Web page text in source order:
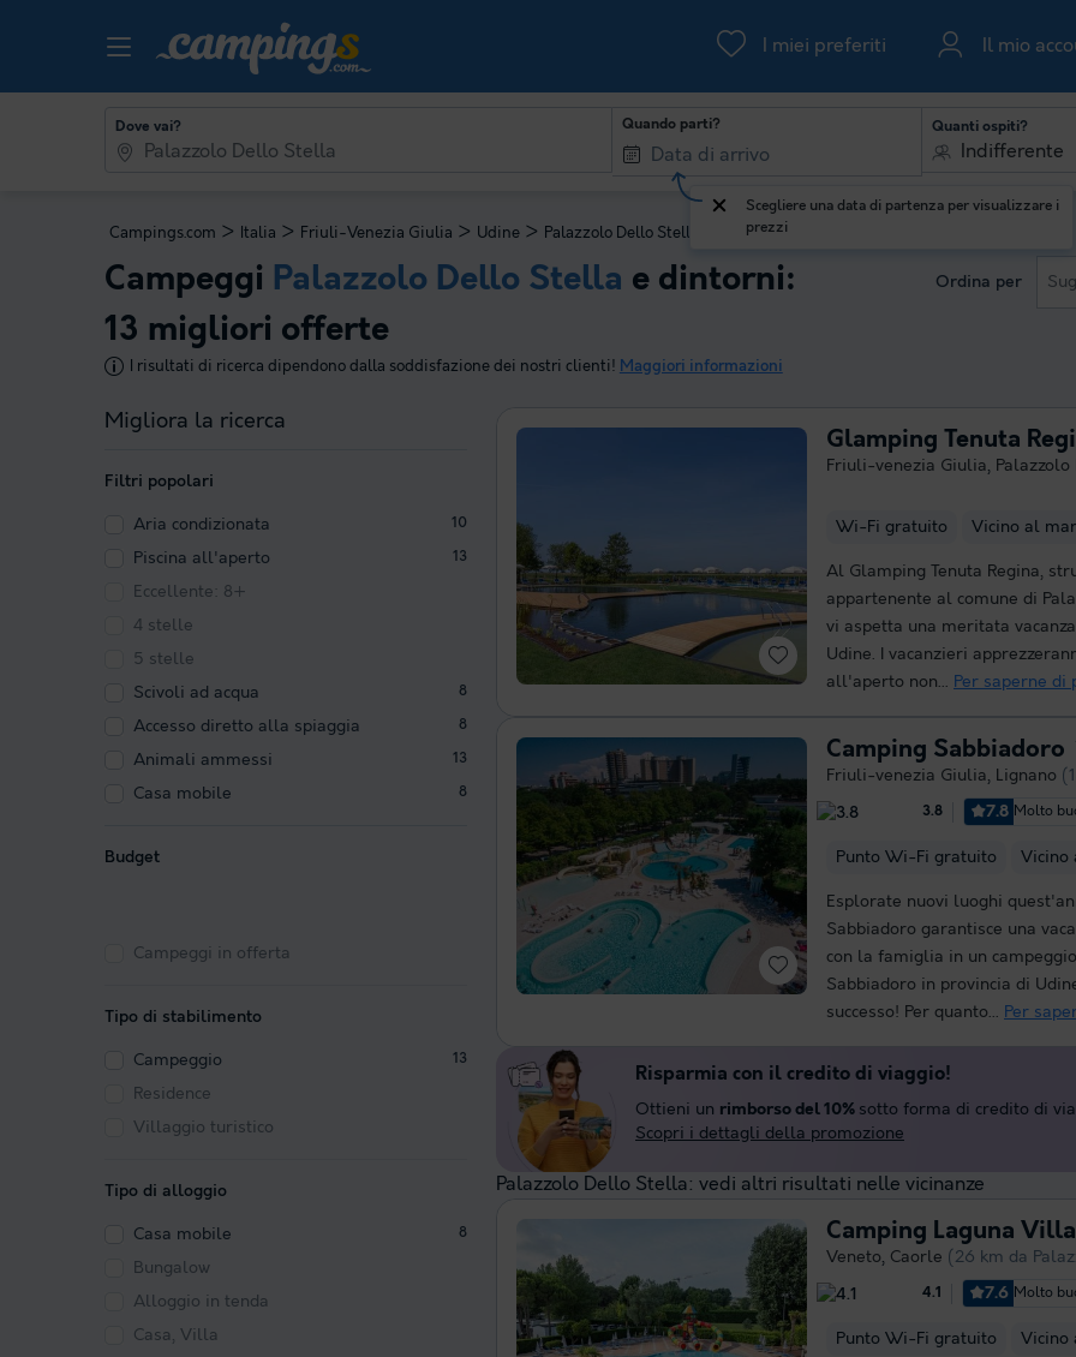
I miei preferiti Il mio
Dove vai? Quando parti?
Scegliere una data di partenza per visualizzare i
prezzi
Quanti ospiti?
Indifferente
Campings.com > Italia > Friuli-Venezia Giulia > Udine > Palazzolo Dello Stella
Campeggi Palazzolo Dello Stella e dintorni:
13 migliori offerte
I risultati di ricerca dipendono dalla soddisfazione dei nostri clienti! Maggiori informazioni
Ordina per
Migliora la ricerca
Filtri popolari
Aria condizionata 10
Piscina all'aperto 13
Eccellente: 8+
4 stelle
5 stelle
Scivoli ad acqua
8
Accesso diretto alla spiaggia 8
Animali ammessi 13
Casa mobile 8
Budget
Campeggi in offerta
Tipo di stabilimento
Campeggio 13
Residence
Villaggio turistico
Tipo di alloggio
Casa mobile 8
Bungalow
Alloggio in tenda
Casa, Villa
Glamping Tenuta
Friuli-venezia Giulia,
Wi-Fi gratuito Vicino al
Al Glamping Tenuta Regina,
appartenente al comune di
vi aspetta una meritata
Udine. I vacanzieri
all'aperto non... Per saperne di
Camping Sabbiadoro
Friuli-venezia Giulia, Lignano
3.8 7.8 Molto
Punto Wi-Fi gratuito Vicino
Esplorate nuovi luoghi
Sabbiadoro garantisce una
con la famiglia in un
Sabbiadoro in provincia di
successo! Per quanto... Per
Palazzolo Dello Stella: vedi altri risultati nelle vicinanze
Camping Laguna
Veneto, Caorle (26 km da
4.1 7.6 Molto
Punto Wi-Fi gratuito Vicino
Risparmia con il credito di viaggio!
Ottieni un rimborso del 10% sotto forma di credito di
Scopri i dettagli della promozione